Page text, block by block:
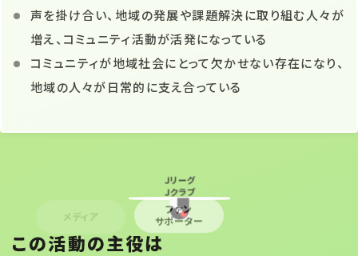
声を掛け合い、地域の発展や課題解決に取り組む人々が
増え、コミュニティ活動が活発になっている
コミュニティが地域社会にとって欠かせない存在になり、
地域の人々が日常的に支え合っている
Ｊリーグ
Ｊクラブ
ファン
サポーター
メディア
行政
教育機関
この活動の主役は